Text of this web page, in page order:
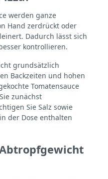
werden ganze
Hand zerdrückt oder
Dadurch lässt sich
kontrollieren.
grundsätzlich
Backzeiten und hohen
Tomatensauce
zunächst
Sie Salz sowie
der Dose enthalten